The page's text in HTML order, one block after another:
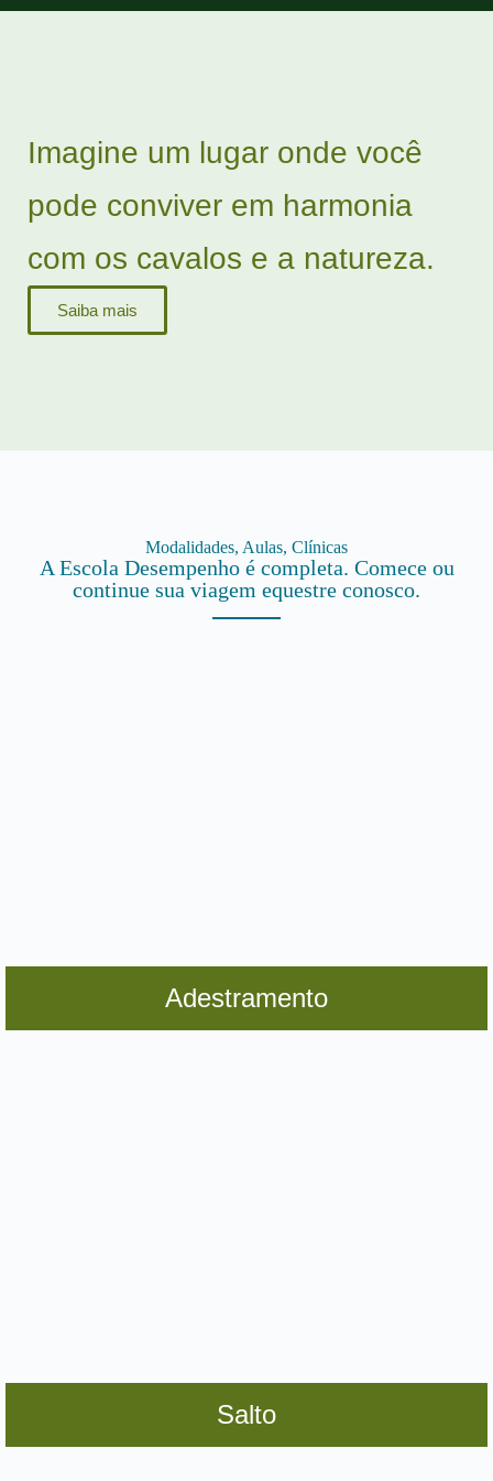
Imagine um lugar onde você
pode conviver em harmonia
com os cavalos e a natureza.
Saiba mais
Modalidades, Aulas, Clínicas
A Escola Desempenho é completa. Comece ou
continue sua viagem equestre conosco.
Adestramento
Salto